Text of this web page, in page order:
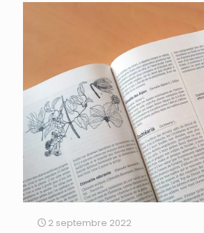
2 septembre 2022